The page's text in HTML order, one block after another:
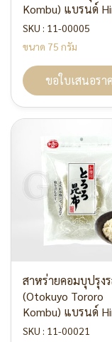
Kombu) แบรนด์
SKU : 11-00005
ขนาด 75 กรัม
ขอใบเสนอรา
สาหร่ายคอมบุปรุง
(Otokuyo Tororo
Kombu) แบรนด์
SKU : 11-00021